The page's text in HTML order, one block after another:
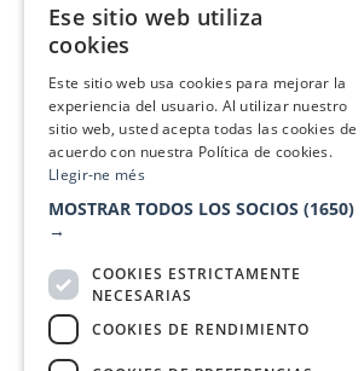
Ese sitio web utiliza
cookies
Este sitio web usa cookies para mejorar la
experiencia del usuario. Al utilizar nuestro
sitio web, usted acepta todas las cookies de
acuerdo con nuestra Política de cookies.
Llegir-ne més
MOSTRAR TODOS LOS SOCIOS (1650)
→
COOKIES ESTRICTAMENTE
NECESARIAS
COOKIES DE RENDIMIENTO